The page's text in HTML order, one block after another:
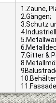
1.Zäune,
2.Gängen;
3.Schutz
7.Gitter &